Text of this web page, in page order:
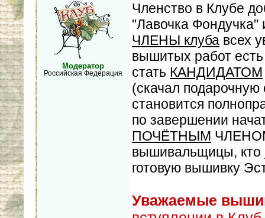
Модератор
Российская Федерация
Членство в Клубе
"Лавочка
ЧЛЕНЫ клуба всех
вышитых работ
стать КАНДИДАТОМ
(скачал
становится
по завершении
ПОЧЁТНЫМ
вышивальщицы, кто
готовую вышивку
Уважаемые